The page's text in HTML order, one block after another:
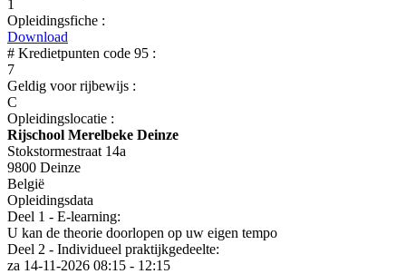
1
Opleidingsfiche :
Download
# Kredietpunten code 95 :
7
Geldig voor rijbewijs :
C
Opleidingslocatie :
Rijschool Merelbeke Deinze
Stokstormestraat 14a
9800 Deinze
België
Opleidingsdata
Deel 1 - E-learning:
U kan de theorie doorlopen op uw eigen tempo
Deel 2 - Individueel praktijkgedeelte:
za 14-11-2026 08:15 - 12:15